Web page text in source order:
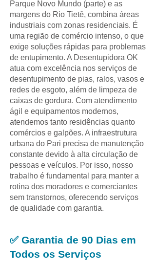
Parque Novo Mundo (parte) e as
margens do Rio Tietê, combina áreas
industriais com zonas residenciais. É
uma região de comércio intenso, o que
exige soluções rápidas para problemas
de entupimento. A Desentupidora OK
atua com excelência nos serviços de
desentupimento de pias, ralos, vasos e
redes de esgoto, além de limpeza de
caixas de gordura. Com atendimento
ágil e equipamentos modernos,
atendemos tanto residências quanto
comércios e galpões. A infraestrutura
urbana do Pari precisa de manutenção
constante devido à alta circulação de
pessoas e veículos. Por isso, nosso
trabalho é fundamental para manter a
rotina dos moradores e comerciantes
sem transtornos, oferecendo serviços
de qualidade com garantia.
✅ Garantia de 90 Dias em
Todos os Serviços